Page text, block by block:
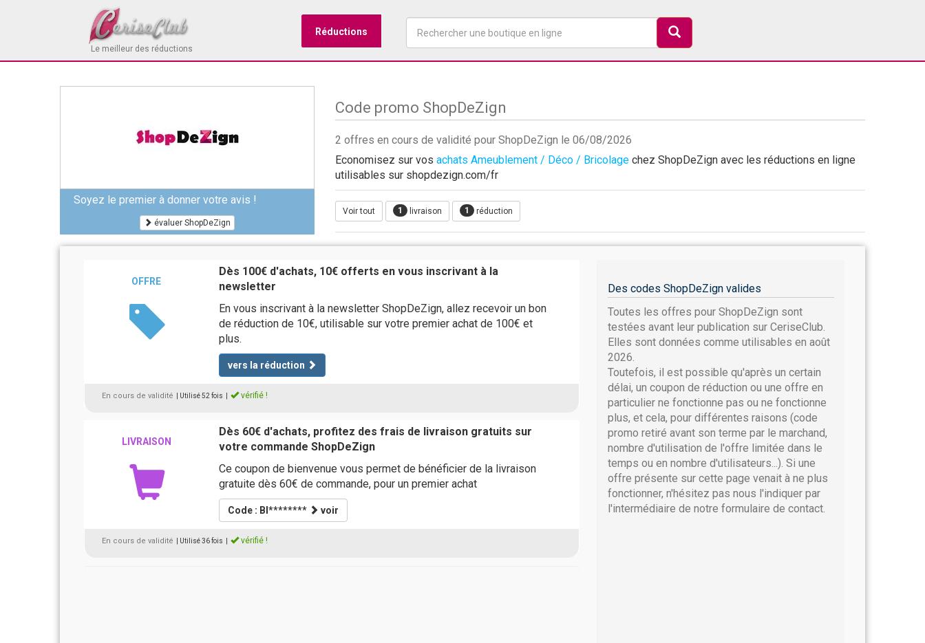
Le meilleur des réductions
Réductions
Soyez le premier à donner votre avis !
évaluer ShopDeZign
Code promo ShopDeZign
2 offres en cours de validité pour ShopDeZign le 06/08/2026
Economisez sur vos achats Ameublement / Déco / Bricolage chez ShopDeZign avec les réductions en ligne
utilisables sur shopdezign.com/fr
Voir tout 1 livraison 1 réduction
OFFRE
Dès 100€ d'achats, 10€ offerts en vous inscrivant à la
newsletter
En vous inscrivant à la newsletter ShopDeZign, allez recevoir un bon
de réduction de 10€, utilisable sur votre premier achat de 100€ et
plus.
vers la réduction
En cours de validité | Utilisé 52 fois vérifié !
LIVRAISON
Dès 60€ d'achats, profitez des frais de livraison gratuits sur
votre commande ShopDeZign
Ce coupon de bienvenue vous permet de bénéficier de la livraison
gratuite dès 60€ de commande, pour un premier achat
Code : BI******** voir
En cours de validité | Utilisé 36 fois vérifié !
Des codes ShopDeZign valides
Toutes les offres pour ShopDeZign sont
testées avant leur publication sur CeriseClub.
Elles sont données comme utilisables en août
2026.
Toutefois, il est possible qu'après un certain
délai, un coupon de réduction ou une offre en
particulier ne fonctionne pas ou ne fonctionne
plus, et cela, pour différentes raisons (code
promo retiré avant son terme par le marchand,
nombre d'utilisation de l'offre limitée dans le
temps ou en nombre d'utilisateurs...). Si une
offre présente sur cette page venait à ne plus
fonctionner, n'hésitez pas nous l'indiquer par
l'intermédiaire de notre formulaire de contact.